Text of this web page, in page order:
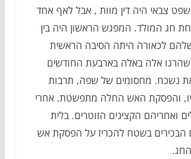
צבאי היה דין מוות , אבל לאף אחד
חג המולד. המפגש הראשון היה בין
שלהם לכאורה היתה הסיבה הראשית
אלה באלה בארבעת החודשים
נשכח. מחסומים של שפה, תרבות
והפסקת האש החלה מתפשטת. אחרי
ואחריהם הקצינים הזוטרים. בלית
הבכירים בשטח להכריז על הפסקת אש